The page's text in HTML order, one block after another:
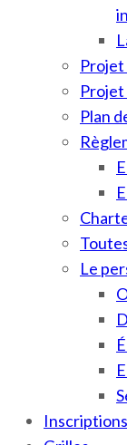
Projet
Plan
Le
Inscriptions